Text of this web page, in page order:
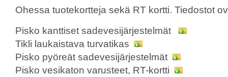
Ohessa tuotekortteja sekä RT kortti. Tiedostot
Pisko kanttiset sadevesijärjestelmät
Tikli laukaistava turvatikas
Pisko pyöreät sadevesijärjestelmät
Pisko vesikaton varusteet, RT-kortti